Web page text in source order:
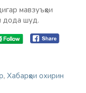
мавзуъҳои
дода шуд.
, Хабарҳои охирин